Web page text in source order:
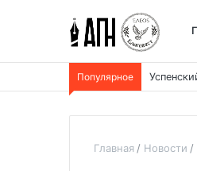
Популярное
Главная Новости